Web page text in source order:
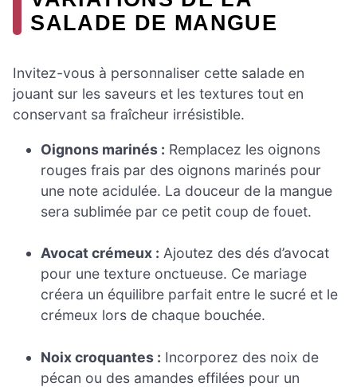
SALADE DE MANGUE
Invitez-vous à personnaliser cette salade en
jouant sur les saveurs et les textures tout en
conservant sa fraîcheur irrésistible.
Oignons marinés : Remplacez les oignons
rouges frais par des oignons marinés pour
une note acidulée. La douceur de la mangue
sera sublimée par ce petit coup de fouet.
Avocat crémeux : Ajoutez des dés d’avocat
pour une texture onctueuse. Ce mariage
créera un équilibre parfait entre le sucré et le
crémeux lors de chaque bouchée.
Noix croquantes : Incorporez des noix de
pécan ou des amandes effilées pour un